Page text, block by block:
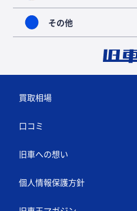
その他
買取相場
口コミ
旧車への想い
個人情報保護方針